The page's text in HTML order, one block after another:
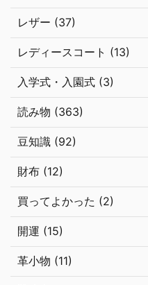
レザー (37)
レディースコート (13)
入学式・入園式 (3)
読み物 (363)
豆知識 (92)
財布 (12)
買ってよかった (2)
開運 (15)
革小物 (11)